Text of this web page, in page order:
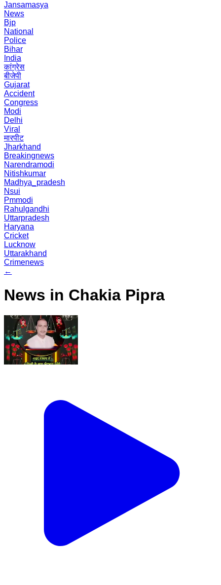
Jansamasya
News
Bjp
National
Police
Bihar
India
कांग्रेस
बीजेपी
Gujarat
Accident
Congress
Modi
Delhi
Viral
मारपीट
Jharkhand
Breakingnews
Narendramodi
Nitishkumar
Madhya_pradesh
Nsui
Pmmodi
Rahulgandhi
Uttarpradesh
Haryana
Cricket
Lucknow
Uttarakhand
Crimenews
←
News in Chakia Pipra